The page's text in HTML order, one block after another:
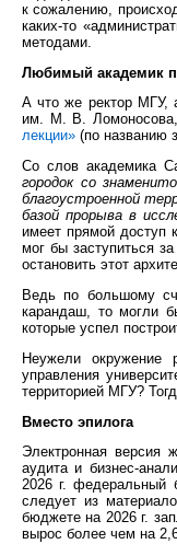
к сожалению,
каких-то
методами.
Любимый академик
А что же ректор МГУ,
им. М. В. Ломоносова,
лекции» (по названию
Со слов академика
городок со
благоустроенной
базой прорыва в
имеет прямой доступ
мог бы заступиться
остановить этот
Ведь по большому
карандаш, то могли
которые успел
Неужели окружение
управления
территорией МГУ?
Вместо эпилога
Электронная версия
аудита и бизнес-
2026 г. федеральный
следует из
бюджете на 2026 г.
вырос более чем на